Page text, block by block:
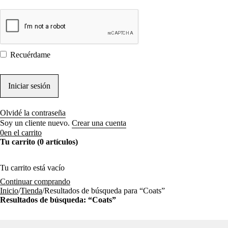
Recuérdame
Olvidé la contraseña
Soy un cliente nuevo. Crear una cuenta
0en el carrito
Tu carrito (0 artículos)
Tu carrito está vacío
Continuar comprando
Inicio/Tienda/Resultados de búsqueda para “Coats”
Resultados de búsqueda: “Coats”